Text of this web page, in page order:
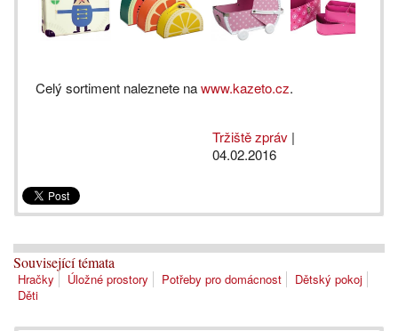
Celý sortiment naleznete nawww.kazeto.cz.
Tržiště zpráv |
04.02.2016
Související témata
Hračky Úložné prostory Potřeby pro domácnost
Dětský pokoj
Děti